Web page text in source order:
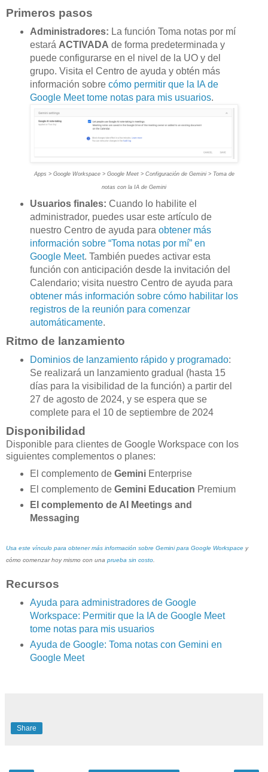
Primeros pasos
Administradores: La función Toma notas por mí
estará ACTIVADA de forma predeterminada y
puede configurarse en el nivel de la UO y del
grupo. Visita el Centro de ayuda y obtén más
información sobre cómo permitir que la IA de
Google Meet tome notas para mis usuarios.
Apps > Google Workspace > Google Meet > Configuración de Gemini > Toma de
notas con la IA de Gemini
Usuarios finales: Cuando lo habilite el
administrador, puedes usar este artículo de
nuestro Centro de ayuda para obtener más
información sobre “Toma notas por mí” en
Google Meet. También puedes activar esta
función con anticipación desde la invitación del
Calendario; visita nuestro Centro de ayuda para
obtener más información sobre cómo habilitar los
registros de la reunión para comenzar
automáticamente.
Ritmo de lanzamiento
Dominios de lanzamiento rápido y programado:
Se realizará un lanzamiento gradual (hasta 15
días para la visibilidad de la función) a partir del
27 de agosto de 2024, y se espera que se
complete para el 10 de septiembre de 2024
Disponibilidad
Disponible para clientes de Google Workspace con los
siguientes complementos o planes:
El complemento de Gemini Enterprise
El complemento de Gemini Education Premium
El complemento de AI Meetings and
Messaging
Usa este vínculo para obtener más información sobre Gemini para Google Workspace y
cómo comenzar hoy mismo con una prueba sin costo.
Recursos
Ayuda para administradores de Google
Workspace: Permitir que la IA de Google Meet
tome notas para mis usuarios
Ayuda de Google: Toma notas con Gemini en
Google Meet
Share